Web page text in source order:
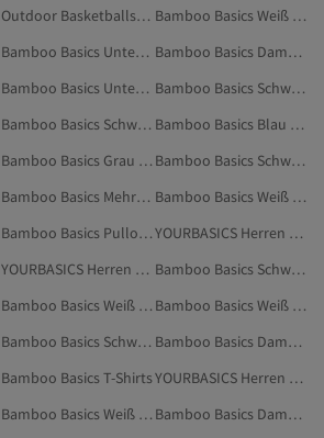
Outdoor Basketballschuhe
Bamboo Basics Weiß T-Shirts
Bamboo Basics Unterhose
Bamboo Basics Damen T-Shirts
Bamboo Basics Unterwäsche & Nachtwäsche
Bamboo Basics Schwarz Unterwäsche & Nachtwäsche
Bamboo Basics Schwarz Unterhemden
Bamboo Basics Blau Socken
Bamboo Basics Grau Unterhemden
Bamboo Basics Schwarz Unterhose
Bamboo Basics Mehrfarbig Unterhemden
Bamboo Basics Weiß Unterhemden
Bamboo Basics Pullover
YOURBASICS Herren Kleidung
YOURBASICS Herren Unterwäsche & Nachtwäsche
Bamboo Basics Schwarz Bodys
Bamboo Basics Weiß Unterwäsche & Nachtwäsche
Bamboo Basics Weiß Bodys
Bamboo Basics Schwarz Slips
Bamboo Basics Damen Unterhemden
Bamboo Basics T-Shirts
YOURBASICS Herren T-Shirts
Bamboo Basics Weiß Unterhose
Bamboo Basics Damen Unterhose